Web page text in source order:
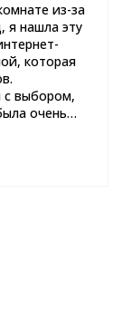
из-за
я нашла эту
которая
с выбором,
очень